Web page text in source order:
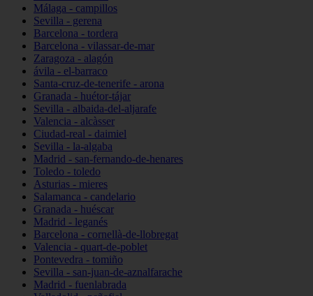
Málaga - campillos
Sevilla - gerena
Barcelona - tordera
Barcelona - vilassar-de-mar
Zaragoza - alagón
ávila - el-barraco
Santa-cruz-de-tenerife - arona
Granada - huétor-tájar
Sevilla - albaida-del-aljarafe
Valencia - alcàsser
Ciudad-real - daimiel
Sevilla - la-algaba
Madrid - san-fernando-de-henares
Toledo - toledo
Asturias - mieres
Salamanca - candelario
Granada - huéscar
Madrid - leganés
Barcelona - cornellà-de-llobregat
Valencia - quart-de-poblet
Pontevedra - tomiño
Sevilla - san-juan-de-aznalfarache
Madrid - fuenlabrada